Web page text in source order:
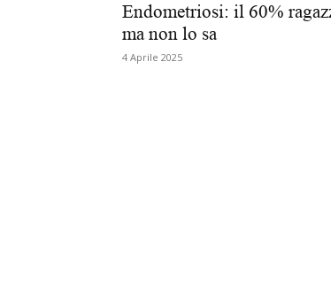
Endometriosi: il 60%
ma non lo sa
4 Aprile 2025